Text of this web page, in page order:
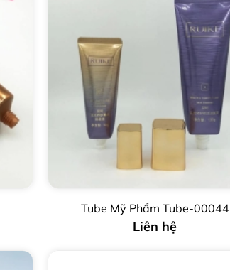
Tube Mỹ Phẩm Tube-00044
Liên hệ